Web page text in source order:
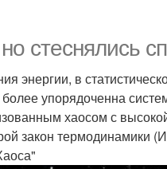
стеснялись
энергии, в
упорядоченна
хаосом с
закон термодинамики